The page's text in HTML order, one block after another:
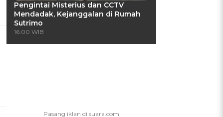
Pengintai Misterius dan CCTV
Mendadak, Kejanggalan di Rumah
Sutrimo
16:00 WIB